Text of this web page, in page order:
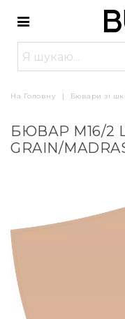
На Головну | Бювари зі
БЮВАР М16/2
GRAIN/